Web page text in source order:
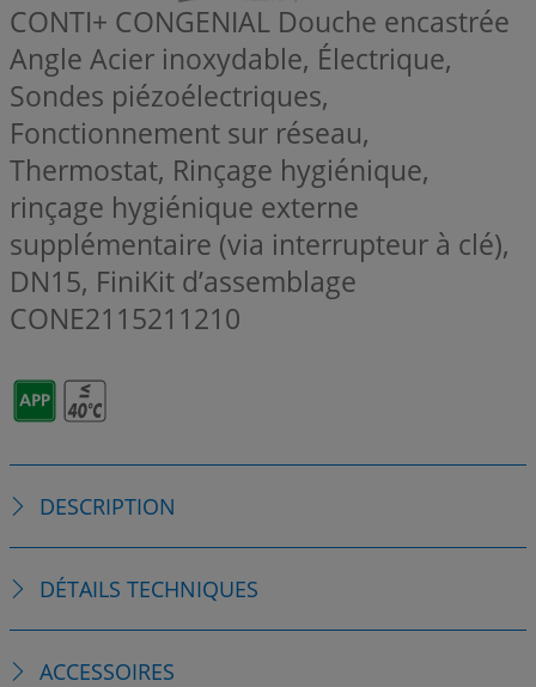
CONTI+ CONGENIAL Douche encastrée
Angle Acier inoxydable, Électrique,
Sondes piézoélectriques,
Fonctionnement sur réseau,
Thermostat, Rinçage hygiénique,
rinçage hygiénique externe
supplémentaire (via interrupteur à clé),
DN15, FiniKit d’assemblage
CONE2115211210
DESCRIPTION
DÉTAILS TECHNIQUES
ACCESSOIRES